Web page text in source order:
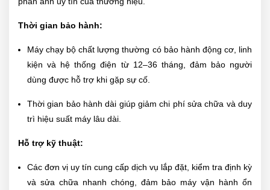
Thời gian bảo hành:
Máy chạy bộ chất lượng thường có bảo hành động cơ, linh
kiện và hệ thống điện từ 12–36 tháng, đảm bảo người
dùng được hỗ trợ khi gặp sự cố.
Thời gian bảo hành dài giúp giảm chi phí sửa chữa và duy
trì hiệu suất máy lâu dài.
Hỗ trợ kỹ thuật:
Các đơn vị uy tín cung cấp dịch vụ lắp đặt, kiểm tra định kỳ
và sửa chữa nhanh chóng, đảm bảo máy vận hành ổn